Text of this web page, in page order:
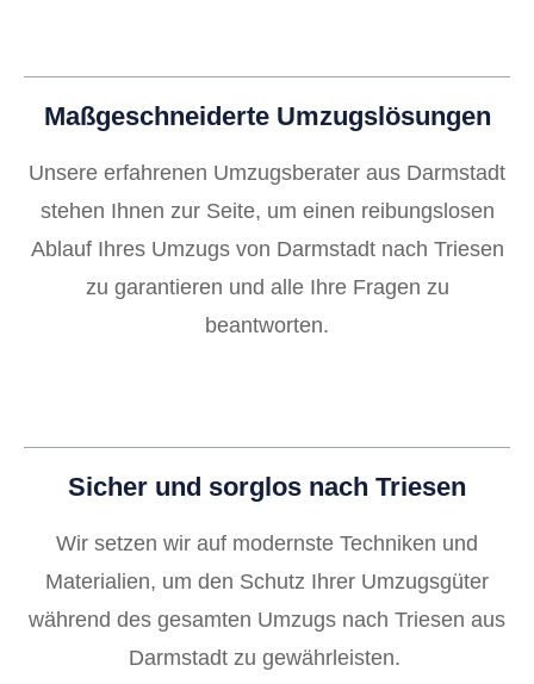
Maßgeschneiderte Umzugslösungen
Unsere erfahrenen Umzugsberater aus Darmstadt
stehen Ihnen zur Seite, um einen reibungslosen
Ablauf Ihres Umzugs von Darmstadt nach Triesen
zu garantieren und alle Ihre Fragen zu
beantworten.
Sicher und sorglos nach Triesen
Wir setzen wir auf modernste Techniken und
Materialien, um den Schutz Ihrer Umzugsgüter
während des gesamten Umzugs nach Triesen aus
Darmstadt zu gewährleisten.